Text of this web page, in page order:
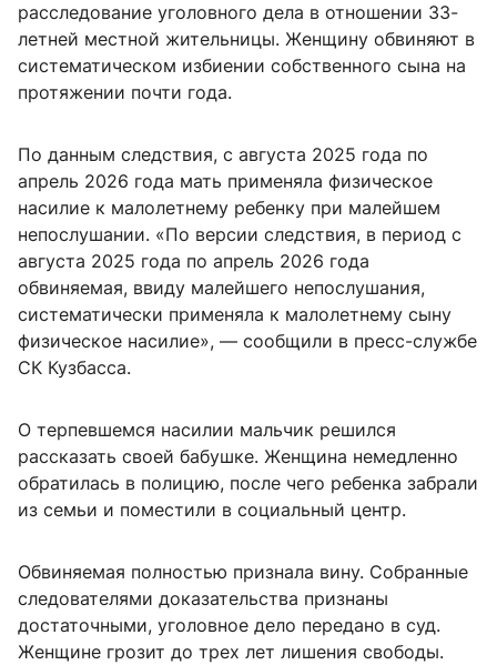
расследование уголовного дела в отношении 33-
летней местной жительницы. Женщину обвиняют в
систематическом избиении собственного сына на
протяжении почти года.
По данным следствия, с августа 2025 года по
апрель 2026 года мать применяла физическое
насилие к малолетнему ребенку при малейшем
непослушании. «По версии следствия, в период с
августа 2025 года по апрель 2026 года
обвиняемая, ввиду малейшего непослушания,
систематически применяла к малолетнему сыну
физическое насилие», — сообщили в пресс-службе
СК Кузбасса.
О терпевшемся насилии мальчик решился
рассказать своей бабушке. Женщина немедленно
обратилась в полицию, после чего ребенка забрали
из семьи и поместили в социальный центр.
Обвиняемая полностью признала вину. Собранные
следователями доказательства признаны
достаточными, уголовное дело передано в суд.
Женщине грозит до трех лет лишения свободы.